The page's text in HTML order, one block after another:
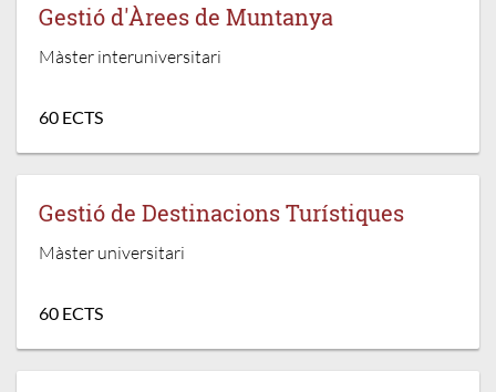
Gestió d'Àrees de Muntanya
Màster interuniversitari
60 ECTS
Gestió de Destinacions Turístiques
Màster universitari
60 ECTS